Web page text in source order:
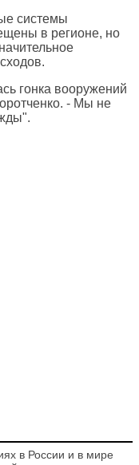
системы
в регионе, но
гонка вооружений
- Мы не
в России и в мире